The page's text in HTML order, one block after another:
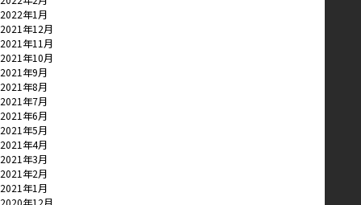
2022年1月
2021年12月
2021年11月
2021年10月
2021年9月
2021年8月
2021年7月
2021年6月
2021年5月
2021年4月
2021年3月
2021年2月
2021年1月
2020年12月